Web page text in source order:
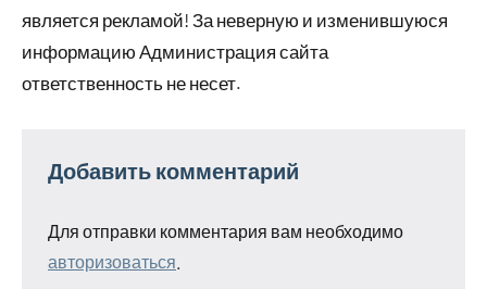
является рекламой! За неверную и изменившуюся
информацию Администрация сайта
ответственность не несет.
Добавить комментарий
Для отправки комментария вам необходимо
авторизоваться